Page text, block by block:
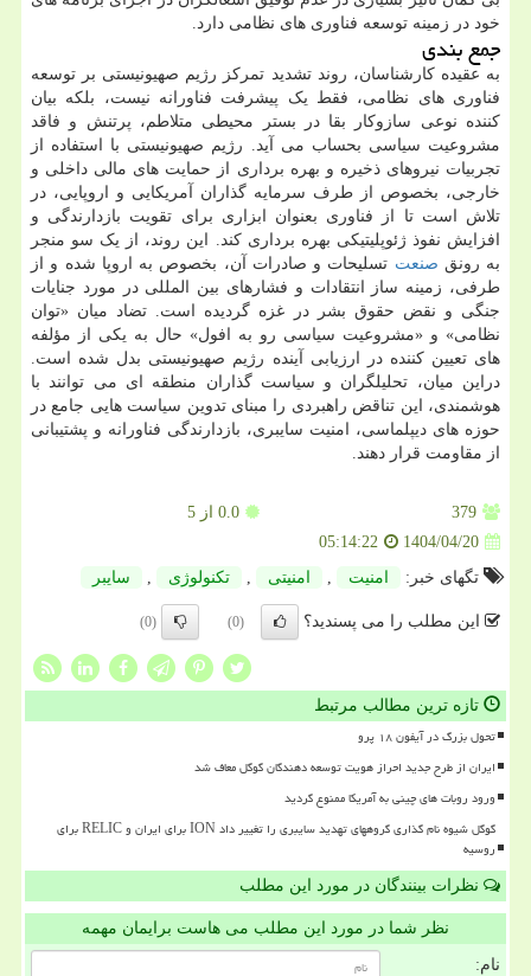
خود در زمینه توسعه فناوری های نظامی دارد.
جمع بندی
به عقیده کارشناسان، روند تشدید تمرکز رژیم صهیونیستی بر توسعه
فناوری های نظامی، فقط یک پیشرفت فناورانه نیست، بلکه بیان
کننده نوعی سازوکار بقا در بستر محیطی متلاطم، پرتنش و فاقد
مشروعیت سیاسی بحساب می آید. رژیم صهیونیستی با استفاده از
تجربیات نیروهای ذخیره و بهره برداری از حمایت های مالی داخلی و
خارجی، بخصوص از طرف سرمایه گذاران آمریکایی و اروپایی، در
تلاش است تا از فناوری بعنوان ابزاری برای تقویت بازدارندگی و
افزایش نفوذ ژئوپلیتیکی بهره برداری کند. این روند، از یک سو منجر
به رونق صنعت تسلیحات و صادرات آن، بخصوص به اروپا شده و از
طرفی، زمینه ساز انتقادات و فشارهای بین المللی در مورد جنایات
جنگی و نقض حقوق بشر در غزه گردیده است. تضاد میان «توان
نظامی» و «مشروعیت سیاسی رو به افول» حال به یکی از مؤلفه
های تعیین کننده در ارزیابی آینده رژیم صهیونیستی بدل شده است.
دراین میان، تحلیلگران و سیاست گذاران منطقه ای می توانند با
هوشمندی، این تناقض راهبردی را مبنای تدوین سیاست هایی جامع در
حوزه های دیپلماسی، امنیت سایبری، بازدارندگی فناورانه و پشتیبانی
از مقاومت قرار دهند.
379
0.0 از 5
1404/04/20
05:14:22
تگهای خبر:
امنیت , امنیتی , تكنولوژی , سایبر
این مطلب را می پسندید؟ (0)
(0)
تازه ترین مطالب مرتبط
تحول بزرگ در آیفون ۱۸ پرو
ایران از طرح جدید احراز هویت توسعه دهندگان گوگل معاف شد
ورود روبات های چینی به آمریکا ممنوع گردید
گوگل شیوه نام گذاری گروههای تهدید سایبری را تغییر داد ION برای ایران و RELIC برای
روسیه
نظرات بینندگان در مورد این مطلب
نظر شما در مورد این مطلب می هاست برایمان مهمه
نام: